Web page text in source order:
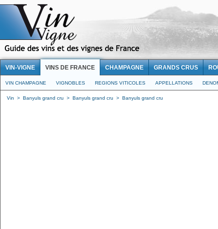
VIN-VIGNE VINS DE FRANCE CHAMPAGNE GRANDS CRUS
VIN CHAMPAGNE VIGNOBLES REGIONS VITICOLES APPELLATIONS
Vin > Banyuls grand cru > Banyuls grand cru > Banyuls grand cru